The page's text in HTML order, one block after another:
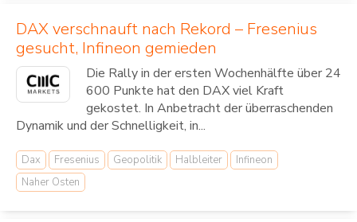
DAX verschnauft nach Rekord – Fresenius
gesucht, Infineon gemieden
Die Rally in der ersten Wochenhälfte über 24
600 Punkte hat den DAX viel Kraft
gekostet. In Anbetracht der überraschenden
Dynamik und der Schnelligkeit, in...
Dax Fresenius Geopolitik Halbleiter
Infineon
Naher Osten